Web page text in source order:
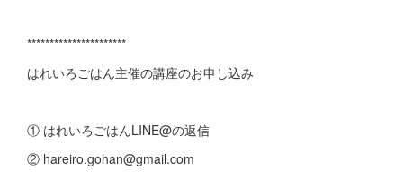
**********************
はれいろごはん主催の講座のお申し込み
① はれいろごはんLINE@の返信
② hareiro.gohan@gmail.com